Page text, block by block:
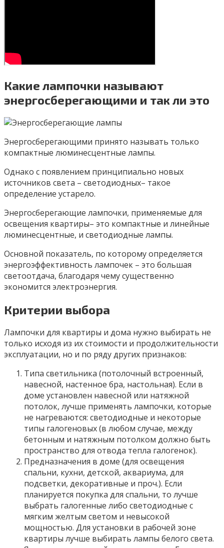
Какие лампочки называют
энергосберегающими и так ли это
Энергосберегающими принято называть только
компактные люминесцентные лампы.
Однако с появлением принципиально новых
источников света – светодиодных– такое
определение устарело.
Энергосберегающие лампочки, применяемые для
освещения квартиры– это компактные и линейные
люминесцентные, и светодиодные лампы.
Основной показатель, по которому определяется
энергоэффективность лампочек – это большая
светоотдача, благодаря чему существенно
экономится электроэнергия.
Критерии выбора
Лампочки для квартиры и дома нужно выбирать не
только исходя из их стоимости и продолжительности
эксплуатации, но и по ряду других признаков:
Типа светильника (потолочный встроенный,
навесной, настенное бра, настольная). Если в
доме установлен навесной или натяжной
потолок, лучше применять лампочки, которые
не нагреваются: светодиодные и некоторые
типы галогеновых (в любом случае, между
бетонным и натяжным потолком должно быть
пространство для отвода тепла галогенок).
Предназначения в доме (для освещения
спальни, кухни, детской, аквариума, для
подсветки, декоративные и проч.). Если
планируется покупка для спальни, то лучше
выбрать галогенные либо светодиодные с
мягким желтым светом и невысокой
мощностью. Для установки в рабочей зоне
квартиры лучше выбирать лампы белого света.